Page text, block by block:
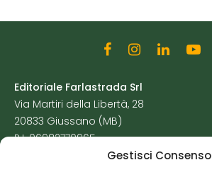
Gestisci Consenso
Editoriale Farlastrada Srl
Via Martiri della Libertà, 28
20833 Giussano (MB)
P.I. 06982770965